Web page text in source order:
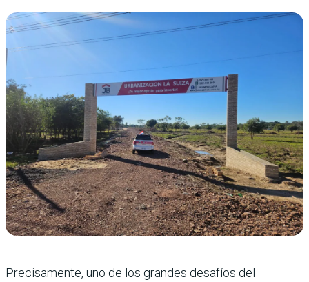
Precisamente, uno de los grandes desafíos del